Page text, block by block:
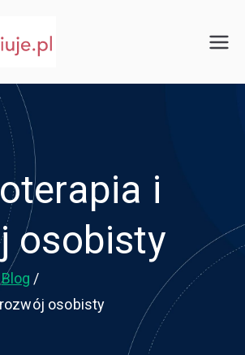
i
osobisty
Blog
osobisty